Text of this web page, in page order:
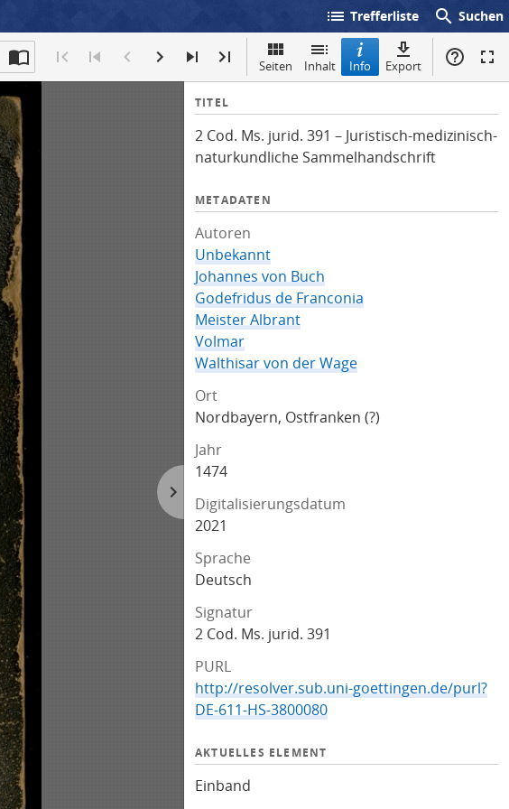
list Trefferliste search Suchen
Seiten Inhalt Info Export
I
f
o
TITEL
2 Cod. Ms. jurid. 391 – Juristisch-medizinisch-
naturkundliche Sammelhandschrift
METADATEN
Autoren
Unbekannt
Johannes von Buch
Godefridus de Franconia
Meister Albrant
Volmar
Walthisar von der Wage
Ort
Nordbayern, Ostfranken (?)
Jahr
1474
Digitalisierungsdatum
2021
Sprache
Deutsch
Signatur
2 Cod. Ms. jurid. 391
PURL
http://resolver.sub.uni-goettingen.de/purl?
DE-611-HS-3800080
AKTUELLES ELEMENT
Einband